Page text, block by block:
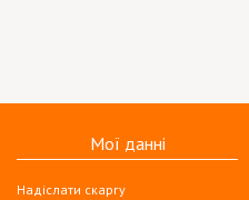
Мої данні
Надіслати скаргу